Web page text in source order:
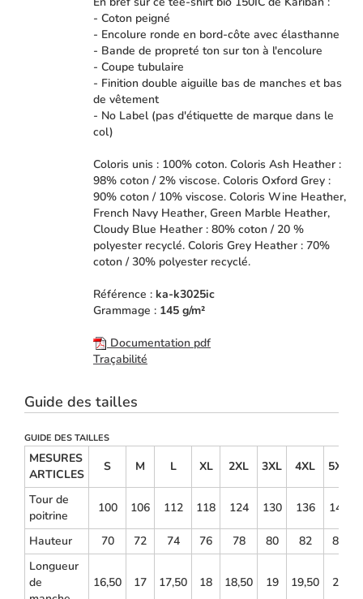
- Coton peigné
- Encolure ronde en bord-côte avec élasthanne
- Bande de propreté ton sur ton à l'encolure
- Coupe tubulaire
- Finition double aiguille bas de manches et bas
de vêtement
- No Label (pas d'étiquette de marque dans le
col)
Coloris unis : 100% coton. Coloris Ash Heather :
98% coton / 2% viscose. Coloris Oxford Grey :
90% coton / 10% viscose. Coloris Wine Heather,
French Navy Heather, Green Marble Heather,
Cloudy Blue Heather : 80% coton / 20 %
polyester recyclé. Coloris Grey Heather : 70%
coton / 30% polyester recyclé.
Référence : ka-k3025ic
Grammage : 145 g/m²
Documentation pdf
Traçabilité
Guide des tailles
GUIDE DES TAILLES
MESURES
ARTICLES
S M L XL 2XL 3XL 4XL 5XL
Tour de
poitrine
100 106 112 118 124 130 136 142
Hauteur 70 72 74 76 78 80 82
84
Longueur
de
16,50 17 17,50 18 18,50 19 19,50 20